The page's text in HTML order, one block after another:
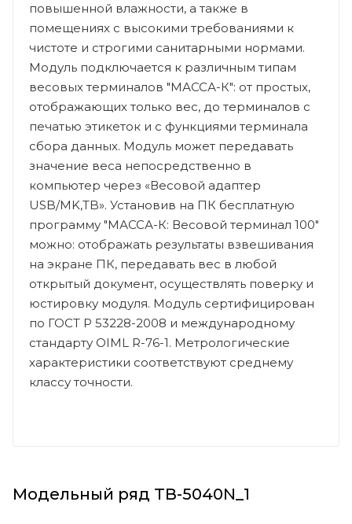
повышенной влажности, а также в
помещениях с высокими требованиями к
чистоте и строгими санитарными нормами.
Модуль подключается к различным типам
весовых терминалов "МАССА-К": от простых,
отображающих только вес, до терминалов с
печатью этикеток и с функциями терминала
сбора данных. Модуль может передавать
значение веса непосредственно в
компьютер через «Весовой адаптер
USB/MK,TB». Установив на ПК бесплатную
программу "МАССА-К: Весовой терминал 100"
можно: отображать результаты взвешивания
на экране ПК, передавать вес в любой
открытый документ, осуществлять поверку и
юстировку модуля. Модуль сертифицирован
по ГОСТ Р 53228-2008 и международному
стандарту OIML R-76-1. Метрологические
характеристики соответствуют среднему
классу точности.
Модельный ряд ТВ-5040N_1